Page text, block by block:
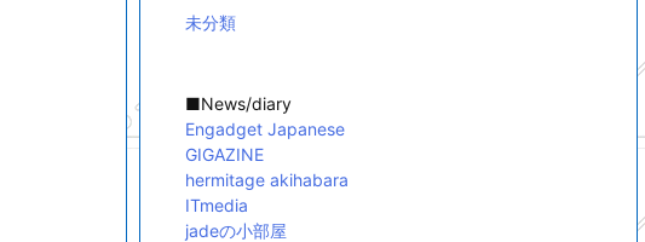
未分類
■News/diary
Engadget Japanese
GIGAZINE
hermitage akihabara
ITmedia
jadeの小部屋